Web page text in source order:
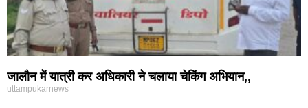
जालौन में यात्री कर अधिकारी ने चलाया चेकिंग अभियान,,
uttampukarnews